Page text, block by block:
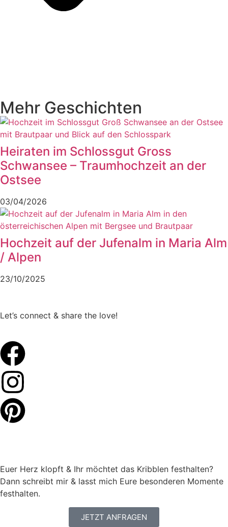
Mehr Geschichten
Heiraten im Schlossgut Gross
Schwansee – Traumhochzeit an der
Ostsee
03/04/2026
Hochzeit auf der Jufenalm in Maria Alm
/ Alpen
23/10/2025
Let’s connect & share the love!
Euer Herz klopft & Ihr möchtet das Kribblen festhalten?
Dann schreibt mir & lasst mich Eure besonderen Momente
festhalten.
JETZT ANFRAGEN